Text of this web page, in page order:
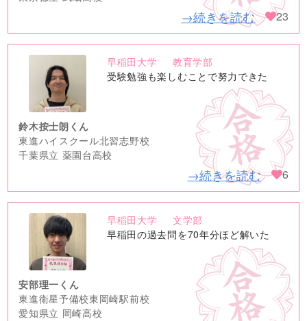
→続きを読む 23
no
image
早稲田大学
教育学部
受験勉強も楽しむことで努力できた
鈴木按士朗くん
東進ハイスクール北習志野校
千葉県立 薬園台高校
→続きを読む 6
no
image
早稲田大学
文学部
早稲田の過去問を70年分ほど解いた
安部理一くん
東進衛星予備校東岡崎駅前校
愛知県立 岡崎高校